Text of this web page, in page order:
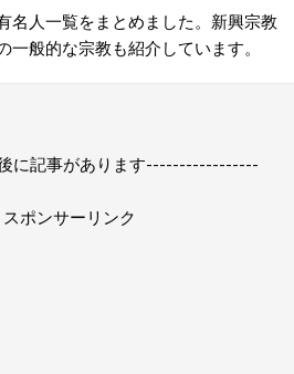
名人一覧をまとめました。新興宗教
一般的な宗教も紹介しています。
に記事があります-----------------
ポンサーリンク